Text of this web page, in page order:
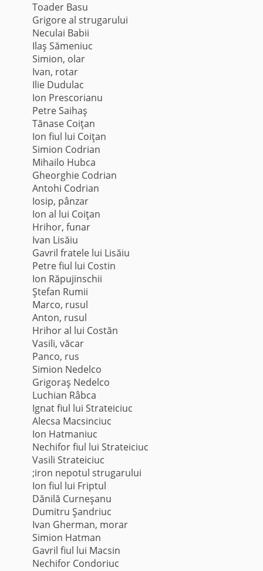
Toader Basu
Grigore al strugarului
Neculai Babii
Ilaş Sămeniuc
Simion, olar
Ivan, rotar
Ilie Dudulac
Ion Prescorianu
Petre Saihaş
Tănase Coiţan
Ion fiul lui Coiţan
Simion Codrian
Mihailo Hubca
Gheorghie Codrian
Antohi Codrian
Iosip, pânzar
Ion al lui Coiţan
Hrihor, funar
Ivan Lisăiu
Gavril fratele lui Lisăiu
Petre fiul lui Costin
Ion Răpujinschii
Ştefan Rumii
Marco, rusul
Anton, rusul
Hrihor al lui Costăn
Vasili, văcar
Panco, rus
Simion Nedelco
Grigoraş Nedelco
Luchian Râbca
Ignat fiul lui Strateiciuc
Alecsa Macsinciuc
Ion Hatmaniuc
Nechifor fiul lui Strateiciuc
Vasili Strateiciuc
;iron nepotul strugarului
Ion fiul lui Friptul
Dănilă Curneşanu
Dumitru Şandriuc
Ivan Gherman, morar
Simion Hatman
Gavril fiul lui Macsin
Nechifor Condoriuc